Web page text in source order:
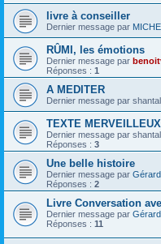
livre à conseiller
Dernier message par
RÛMI, les émotions
Dernier message par
Réponses : 1
A MEDITER
Dernier message par shantal
TEXTE MERVEILLEUX
Dernier message par shantal
Réponses : 3
Une belle histoire
Dernier message par Gérard
Réponses : 2
Livre Conversation
Dernier message par Gérard
Réponses : 11